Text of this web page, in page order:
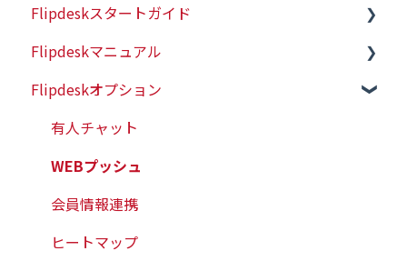
Flipdeskスタートガイド
初めての方はこちら
初期設定（タグ設置）
Flipdeskマニュアル
シナリオ
配信ターゲットの設定
各種タグの仕様
レポート管理
各種設定
Flipdeskオプション
有人チャット
WEBプッシュ
会員情報連携
ヒートマップ